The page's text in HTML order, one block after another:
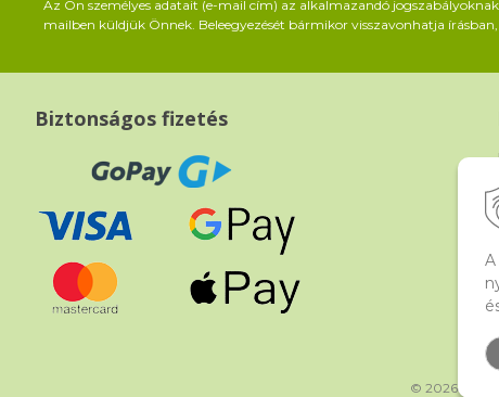
Az Ön személyes adatait (e-mail cím) az alkalmazandó
mailben küldjük Önnek. Beleegyezését bármikor visszavonhatja
Biztonságos fizetés
© 2026